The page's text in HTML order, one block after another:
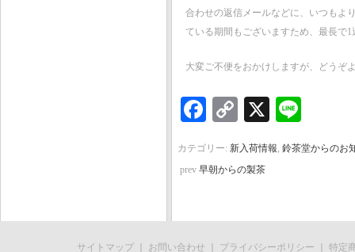
合わせの返信メールなどに、いつもよ
ている期間もございますため、最長で
大変ご不便をおかけしますが、どうぞ
Facebook
Copy
X
カテゴリー: 新入荷情報, 鈴茶堂からのお
prev 早朝からの製茶
サイトマップ お問い合わせ プライバシーポリシー 特定